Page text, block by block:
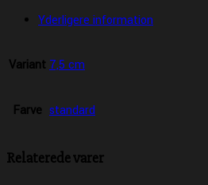
Yderligere information
Variant 7,5 cm
Farve standard
Relaterede varer